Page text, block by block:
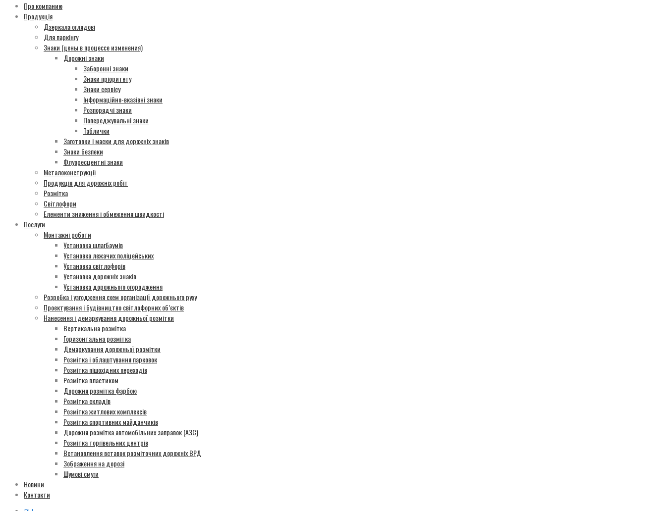
Про компанию
Продукція
Дзеркала оглядові
Для паркінгу
Знаки (цены в процессе изменения)
Дорожні знаки
Заборонні знаки
Знаки пріоритету
Знаки сервісу
Інформаційно-вказівні знаки
Розпорядчі знаки
Попереджувальні знаки
Таблички
Заготовки і маски для дорожніх знаків
Знаки безпеки
Флуоресцентні знаки
Металоконструкції
Продукція для дорожніх робіт
Розмітка
Світлофори
Елементи зниження і обмеження швидкості
Послуги
Монтажні роботи
Установка шлагбаумів
Установка лежачих поліцейських
Установка світлофорів
Установка дорожніх знаків
Установка дорожнього огородження
Розробка і узгодження схем організації дорожнього руху
Проектування і будівництво світлофорних об’єктів
Нанесення і демаркування дорожньої розмітки
Вертикальна розмітка
Горизонтальна розмітка
Демаркування дорожньої розмітки
Розмітка і облаштування парковок
Розмітка пішохідних переходів
Розмітка пластиком
Дорожня розмітка фарбою
Розмітка складів
Розмітка житлових комплексів
Розмітка спортивних майданчиків
Дорожня розмітка автомобільних заправок (АЗС)
Розмітка торгівельних центрів
Встановлення вставок розміточних дорожніх ВРД
Зображення на дорозі
Шумові смуги
Новини
Контакти